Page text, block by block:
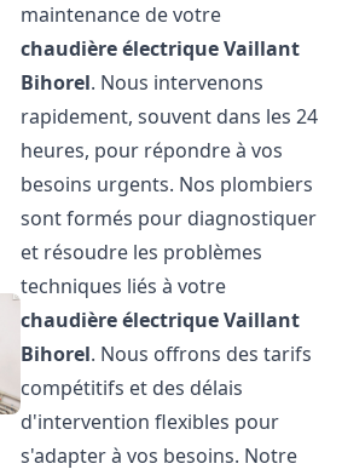
maintenance de votre
chaudière électrique Vaillant
Bihorel. Nous intervenons
rapidement, souvent dans les 24
heures, pour répondre à vos
besoins urgents. Nos plombiers
sont formés pour diagnostiquer
et résoudre les problèmes
techniques liés à votre
chaudière électrique Vaillant
Bihorel. Nous offrons des tarifs
compétitifs et des délais
d'intervention flexibles pour
s'adapter à vos besoins. Notre